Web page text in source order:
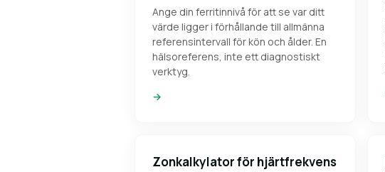
Ange din ferritinnivå för att se var ditt
värde ligger i förhållande till allmänna
referensintervall för kön och ålder. En
hälsoreferens, inte ett diagnostiskt
verktyg.
→
Zonkalkylator för hjärtfrekvens